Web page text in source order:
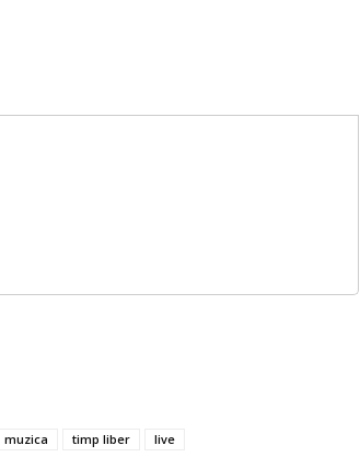
muzica timp liber live